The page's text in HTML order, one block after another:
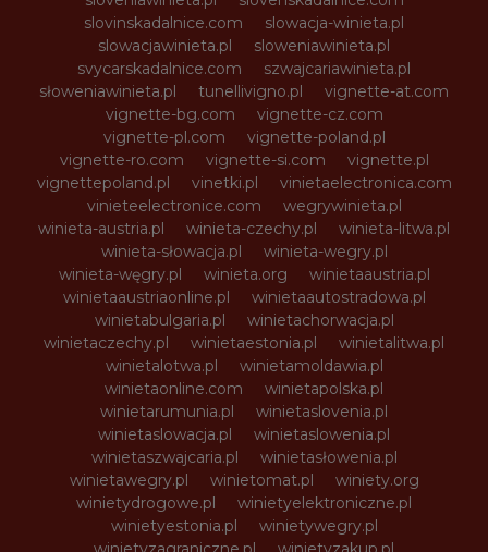
slovinskadalnice.com
slowacja-winieta.pl
slowacjawinieta.pl
sloweniawinieta.pl
svycarskadalnice.com
szwajcariawinieta.pl
słoweniawinieta.pl
tunellivigno.pl
vignette-at.com
vignette-bg.com
vignette-cz.com
vignette-pl.com
vignette-poland.pl
vignette-ro.com
vignette-si.com
vignette.pl
vignettepoland.pl
vinetki.pl
vinietaelectronica.com
vinieteelectronice.com
wegrywinieta.pl
winieta-austria.pl
winieta-czechy.pl
winieta-litwa.pl
winieta-słowacja.pl
winieta-wegry.pl
winieta-węgry.pl
winieta.org
winietaaustria.pl
winietaaustriaonline.pl
winietaautostradowa.pl
winietabulgaria.pl
winietachorwacja.pl
winietaczechy.pl
winietaestonia.pl
winietalitwa.pl
winietalotwa.pl
winietamoldawia.pl
winietaonline.com
winietapolska.pl
winietarumunia.pl
winietaslovenia.pl
winietaslowacja.pl
winietaslowenia.pl
winietaszwajcaria.pl
winietasłowenia.pl
winietawegry.pl
winietomat.pl
winiety.org
winietydrogowe.pl
winietyelektroniczne.pl
winietyestonia.pl
winietywegry.pl